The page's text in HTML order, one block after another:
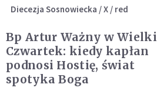
Diecezja Sosnowiecka / X / red
Bp Artur Ważny w Wielki
Czwartek: kiedy kapłan
podnosi Hostię, świat
spotyka Boga